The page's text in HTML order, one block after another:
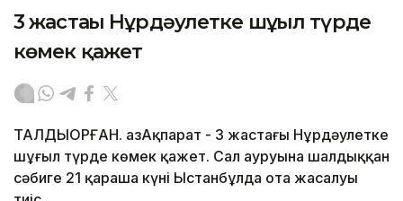
3 жастағы Нұрдәулетке шұғыл түрде
көмек қажет
ТАЛДЫҚОРҒАН. ҚазАқпарат - 3 жастағы Нұрдәулетке
шұғыл түрде көмек қажет. Сал ауруына шалдыққан
сәбиге 21 қараша күні Ыстанбұлда ота жасалуы